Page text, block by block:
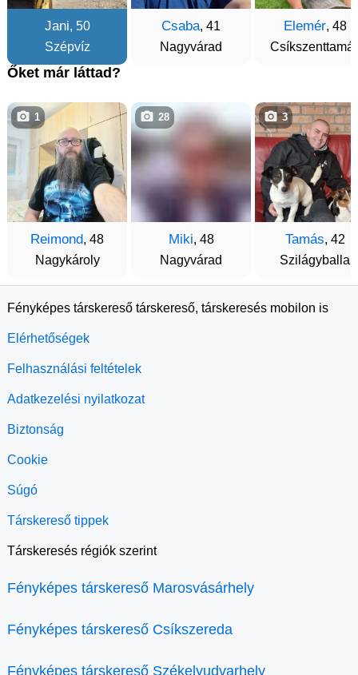
Jani, 50
Szépvíz
Csaba, 41
Nagyvárad
Elemér, 48
Őket már láttad?
Reimond, 48
Nagykároly
1
Miki, 48
Nagyvárad
28
Tamás, 42
Szilágyballa
3
Fényképes társkereső társkereső, társkeresés mobilon is
Elérhetőségek
Felhasználási feltételek
Adatkezelési nyilatkozat
Biztonság
Cookie
Súgó
Társkereső tippek
Társkeresés régiók szerint
Fényképes társkereső Marosvásárhely
Fényképes társkereső Csíkszereda
Fényképes társkereső Székelyudvarhely